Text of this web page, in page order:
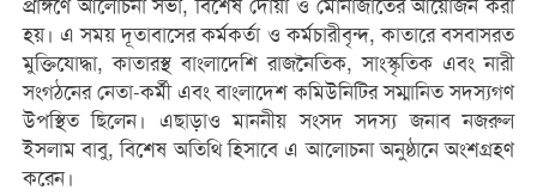
প্রাঙ্গণে আলোচনা সভা, বিশেষ দোয়া ও মোনাজাতের আয়োজন করা
হয়। এ সময় দূতাবাসের কর্মকর্তা ও কর্মচারীবৃন্দ, কাতারে বসবাসরত
মুক্তিযোদ্ধা, কাতারস্থ বাংলাদেশি রাজনৈতিক, সাংস্কৃতিক এবং নারী
সংগঠনের নেতা-কর্মী এবং বাংলাদেশ কমিউনিটির সম্মানিত সদস্যগণ
উপস্থিত ছিলেন। এছাড়াও মাননীয় সংসদ সদস্য জনাব নজরুল
ইসলাম বাবু, বিশেষ অতিথি হিসাবে এ আলোচনা অনুষ্ঠানে অংশগ্রহণ
করেন।